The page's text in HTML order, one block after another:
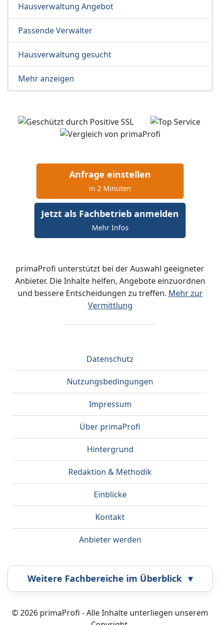
Hausverwaltung Angebot
Passende Verwalter
Hausverwaltung gesucht
Mehr anzeigen
Anfrage einstellen
in 2 Minuten
Jetzt als Fachbetrieb anmelden
Mehr Infos
primaProfi unterstützt bei der Auswahl geeigneter
Anbieter. Die Inhalte helfen, Angebote einzuordnen
und bessere Entscheidungen zu treffen. Mehr zur
Vermittlung
Datenschutz
Nutzungsbedingungen
Impressum
Über primaProfi
Hintergrund
Redaktion & Methodik
Einblicke
Kontakt
Anbieter werden
Weitere Fachbereiche im Überblick ▾
Airbrush Bestatter
© 2026 primaProfi - Alle Inhalte unterliegen unserem